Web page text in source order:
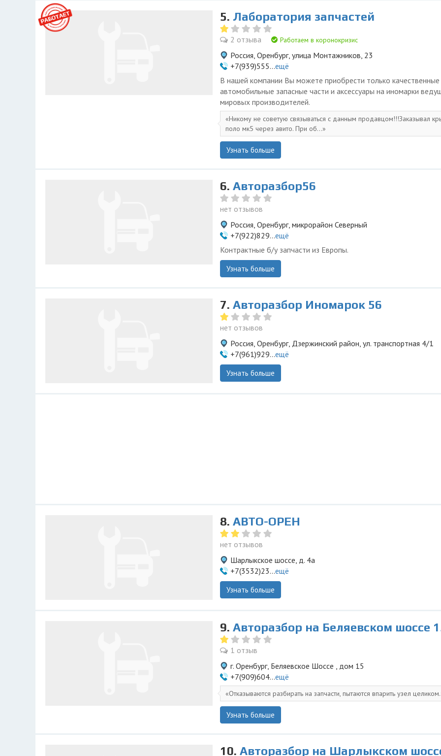
5. Лаборатория запчастей
2 отзыва Работаем в коронокризис
Россия, Оренбург, улица Монтажников, 23
+7(939)555...ещё
В нашей компании Вы можете приобрести только качественные
автомобильные запасные части и аксессуары на иномарки
мировых производителей.
Никому не советую связываться с данным продавцом!!!Заказывал
поло мк5 через авито. При об...
Узнать больше
6. Авторазбор56
нет отзывов
Россия, Оренбург, микрорайон Северный
+7(922)829...ещё
Контрактные б/у запчасти из Европы.
Узнать больше
7. Авторазбор Иномарок 56
нет отзывов
Россия, Оренбург, Дзержинский район, ул. транспортная 4/1
+7(961)929...ещё
Узнать больше
8. АВТО-ОРЕН
нет отзывов
Шарлыкское шоссе, д. 4а
+7(3532)23...ещё
Узнать больше
9. Авторазбор на Беляевском шоссе
1 отзыв
г. Оренбург, Беляевское Шоссе , дом 15
+7(909)604...ещё
Отказываются разбирать на запчасти, пытаются впарить узел целиком.
Узнать больше
10. Авторазбор на Шарлыкском